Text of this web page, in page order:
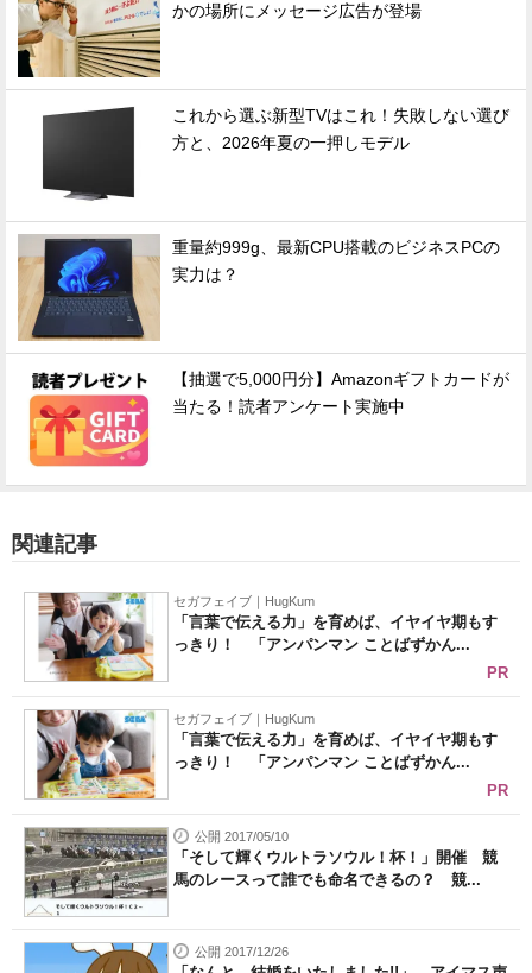
かの場所にメッセージ広告が登場
これから選ぶ新型TVはこれ！失敗しない選び
方と、2026年夏の一押しモデル
重量約999g、最新CPU搭載のビジネスPCの
実力は？
【抽選で5,000円分】Amazonギフトカードが
当たる！読者アンケート実施中
関連記事
セガフェイブ｜HugKum
「言葉で伝える力」を育めば、イヤイヤ期もす
っきり！ 「アンパンマン ことばずかん...
PR
セガフェイブ｜HugKum
「言葉で伝える力」を育めば、イヤイヤ期もす
っきり！ 「アンパンマン ことばずかん...
PR
公開 2017/05/10
「そして輝くウルトラソウル！杯！」開催 競
馬のレースって誰でも命名できるの？ 競...
公開 2017/12/26